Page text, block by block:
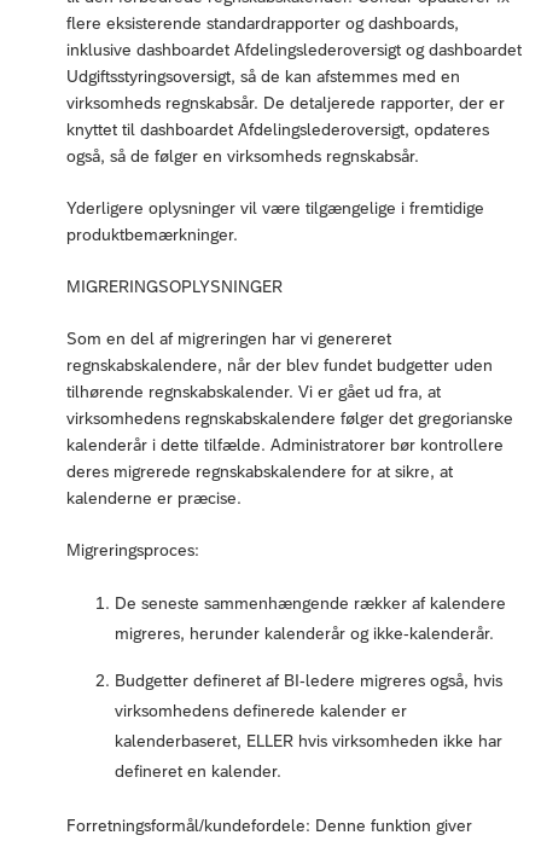
flere eksisterende standardrapporter og dashboards,
inklusive dashboardet Afdelingslederoversigt og dashboardet
Udgiftsstyringsoversigt, så de kan afstemmes med en
virksomheds regnskabsår. De detaljerede rapporter, der er
knyttet til dashboardet Afdelingslederoversigt, opdateres
også, så de følger en virksomheds regnskabsår.
Yderligere oplysninger vil være tilgængelige i fremtidige
produktbemærkninger.
MIGRERINGSOPLYSNINGER
Som en del af migreringen har vi genereret
regnskabskalendere, når der blev fundet budgetter uden
tilhørende regnskabskalender. Vi er gået ud fra, at
virksomhedens regnskabskalendere følger det gregorianske
kalenderår i dette tilfælde. Administratorer bør kontrollere
deres migrerede regnskabskalendere for at sikre, at
kalenderne er præcise.
Migreringsproces:
De seneste sammenhængende rækker af kalendere
migreres, herunder kalenderår og ikke-kalenderår.
Budgetter defineret af BI-ledere migreres også, hvis
virksomhedens definerede kalender er
kalenderbaseret, ELLER hvis virksomheden ikke har
defineret en kalender.
Forretningsformål/kundefordele: Denne funktion giver